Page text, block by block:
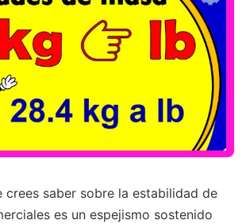
crees saber sobre la estabilidad de
es un espejismo sostenido